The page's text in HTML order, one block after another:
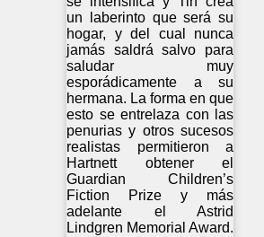
un laberinto que será su
hogar, y del cual nunca
jamás saldrá salvo para
saludar muy
esporádicamente a su
hermana. La forma en que
esto se entrelaza con las
penurias y otros sucesos
realistas permitieron a
Hartnett obtener el
Guardian Children’s
Fiction Prize y más
adelante el Astrid
Lindgren Memorial Award.